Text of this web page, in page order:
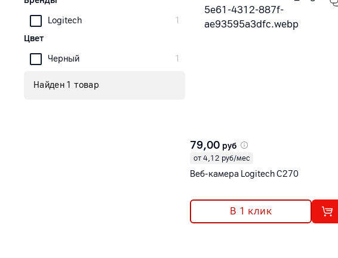
Logitech
1
Цвет
Черный
1
Найден 1 товар
79,00 руб
от 4,12 руб/мес
Веб-камера Logitech C270
В 1 клик